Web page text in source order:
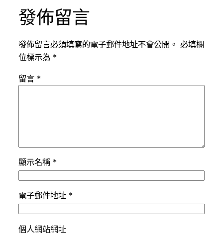
發佈留言
發佈留言必須填寫的電子郵件地址不會公開。 必填欄
位標示為 *
留言 *
顯示名稱 *
電子郵件地址 *
個人網站網址